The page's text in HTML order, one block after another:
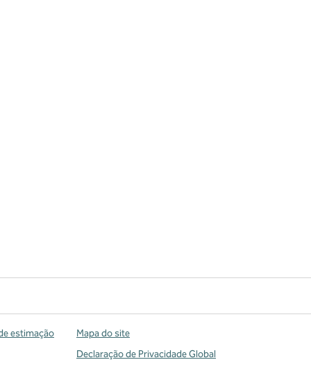
estimação
Mapa do site
Declaração de Privacidade Global